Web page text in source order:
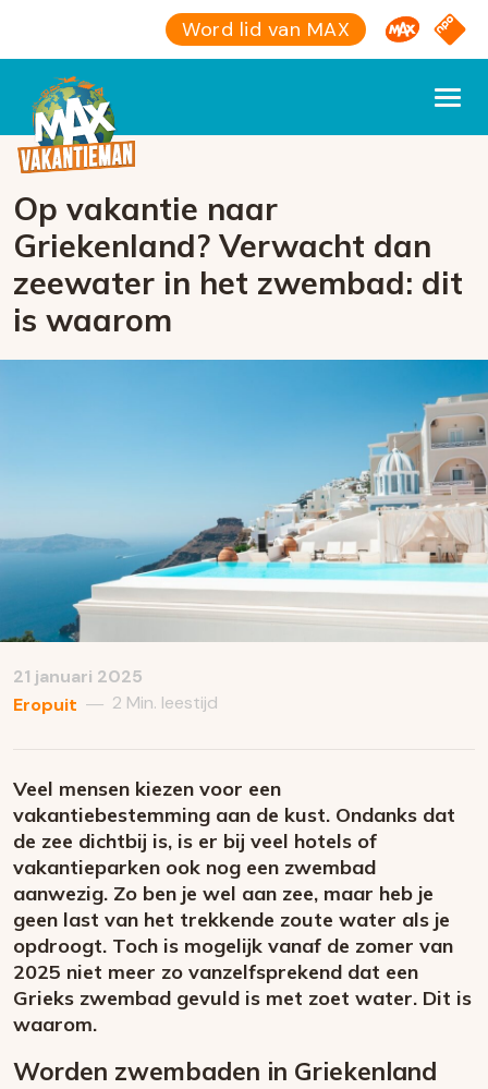
Word lid van MAX Omroep
NPO
Op vakantie naar
Griekenland? Verwacht dan
zeewater in het zwembad: dit
is waarom
21 januari 2025
Eropuit — 2 Min. leestijd
Veel mensen kiezen voor een
vakantiebestemming aan de kust. Ondanks dat
de zee dichtbij is, is er bij veel hotels of
vakantieparken ook nog een zwembad
aanwezig. Zo ben je wel aan zee, maar heb je
geen last van het trekkende zoute water als je
opdroogt. Toch is mogelijk vanaf de zomer van
2025 niet meer zo vanzelfsprekend dat een
Grieks zwembad gevuld is met zoet water. Dit is
waarom.
Worden zwembaden in Griekenland